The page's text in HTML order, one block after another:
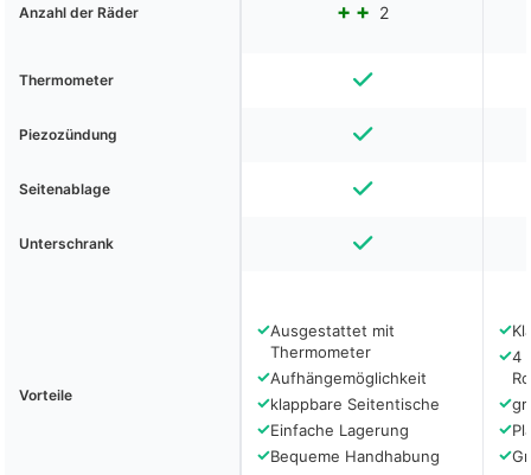
Anzahl der Räder 2
Thermometer
Piezozündung
Seitenablage
Unterschrank
Vorteile
✓Ausgestattet mit
Thermometer
✓Aufhängemöglichkeit
✓klappbare Seitentische
✓Einfache Lagerung
✓Bequeme Handhabung
✓
✓4
✓
✓
✓